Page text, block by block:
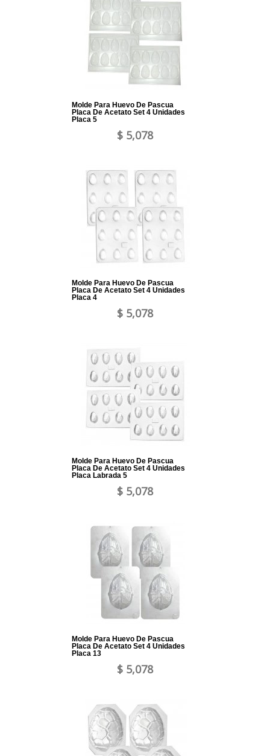
Molde Para Huevo De Pascua
Placa De Acetato Set 4 Unidades
Placa 5
$ 5,078
Molde Para Huevo De Pascua
Placa De Acetato Set 4 Unidades
Placa 4
$ 5,078
Molde Para Huevo De Pascua
Placa De Acetato Set 4 Unidades
Placa Labrada 5
$ 5,078
Molde Para Huevo De Pascua
Placa De Acetato Set 4 Unidades
Placa 13
$ 5,078